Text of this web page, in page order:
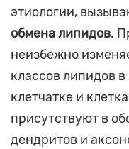
этиологии,
обмена липидов.
неизбежно
классов липидов
клетчатке и
присутствуют в
дендритов и